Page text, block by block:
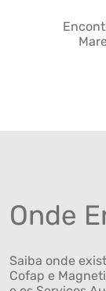
Onde
Saiba onde
Cofap e